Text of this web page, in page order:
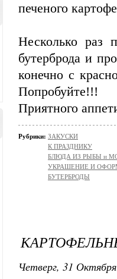
печеного
Несколько раз
бутерброда и
конечно с
Попробуйте!!!
Приятного
Рубрики: ЗАКУСКИ
К ПРАЗДНИКУ
БЛЮДА ИЗ РЫБЫ и
УКРАШЕНИЕ И
БУТЕРБРОДЫ
Четверг, 31